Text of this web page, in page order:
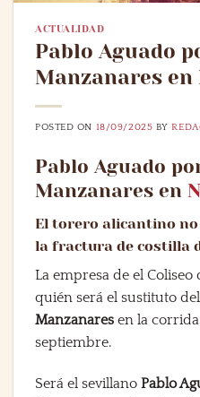
ACTUALIDAD
Pablo Aguado
Manzanares en
POSTED ON 18/09/2025 BY
Pablo Aguado
Manzanares en
El torero alicantino
la fractura de costilla
La empresa de el
quién será el sustituto
Manzanares en la
septiembre.
Será el sevillano Pablo